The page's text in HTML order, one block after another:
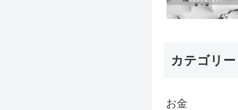
カテゴリー
お金